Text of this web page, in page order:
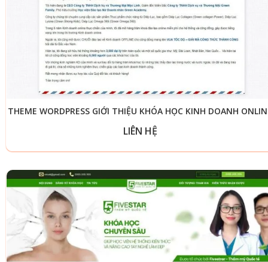
THEME WORDPRESS GIỚI THIỆU KHÓA HỌC KINH DOANH
LIÊN HỆ